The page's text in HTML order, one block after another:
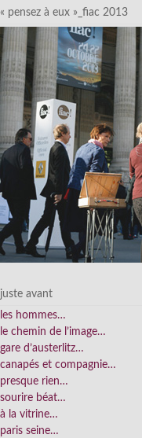
« pensez à eux »_fiac 2013
juste avant
les hommes…
le chemin de l’image…
gare d’austerlitz…
canapés et compagnie…
presque rien…
sourire béat…
à la vitrine…
paris seine…